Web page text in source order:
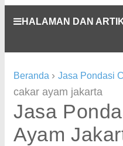
HALAMAN DAN
Beranda › Jasa Pondasi
cakar ayam jakarta
Jasa
Ayam